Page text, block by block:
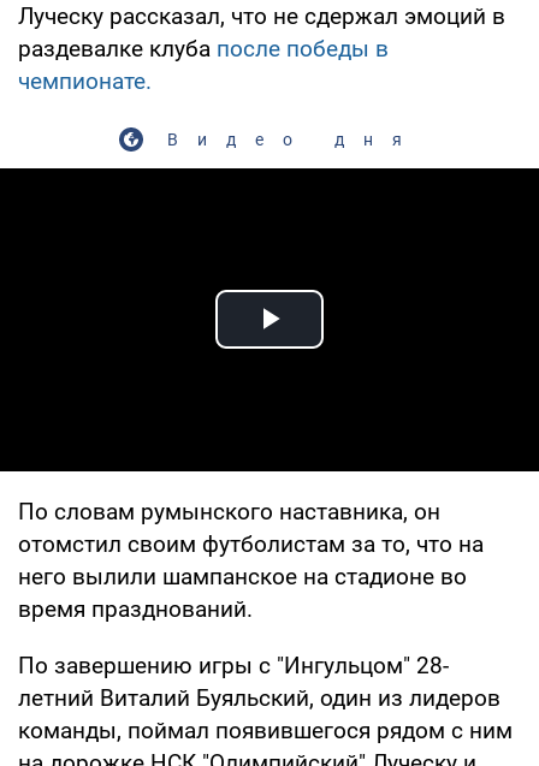
Луческу рассказал, что не сдержал эмоций в
раздевалке клуба после победы в
чемпионате.
Видео дня
Play Video
По словам румынского наставника, он
отомстил своим футболистам за то, что на
него вылили шампанское на стадионе во
время празднований.
По завершению игры с "Ингульцом" 28-
летний Виталий Буяльский, один из лидеров
команды, поймал появившегося рядом с ним